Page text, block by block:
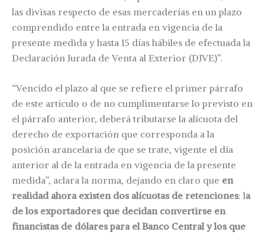
las divisas respecto de esas mercaderías en un plazo
comprendido entre la entrada en vigencia de la
presente medida y hasta 15 días hábiles de efectuada la
Declaración Jurada de Venta al Exterior (DJVE)”.
“Vencido el plazo al que se refiere el primer párrafo
de este artículo o de no cumplimentarse lo previsto en
el párrafo anterior, deberá tributarse la alícuota del
derecho de exportación que corresponda a la
posición arancelaria de que se trate, vigente el día
anterior al de la entrada en vigencia de la presente
medida”, aclara la norma, dejando en claro que en
realidad ahora existen dos alícuotas de retenciones: la
de los exportadores que decidan convertirse en
financistas de dólares para el Banco Central y los que